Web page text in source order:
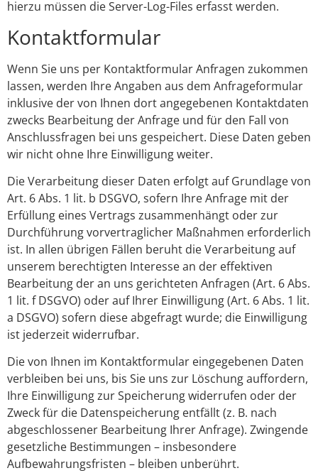
hierzu müssen die Server-Log-Files erfasst werden.
Kontaktformular
Wenn Sie uns per Kontaktformular Anfragen zukommen
lassen, werden Ihre Angaben aus dem Anfrageformular
inklusive der von Ihnen dort angegebenen Kontaktdaten
zwecks Bearbeitung der Anfrage und für den Fall von
Anschlussfragen bei uns gespeichert. Diese Daten geben
wir nicht ohne Ihre Einwilligung weiter.
Die Verarbeitung dieser Daten erfolgt auf Grundlage von
Art. 6 Abs. 1 lit. b DSGVO, sofern Ihre Anfrage mit der
Erfüllung eines Vertrags zusammenhängt oder zur
Durchführung vorvertraglicher Maßnahmen erforderlich
ist. In allen übrigen Fällen beruht die Verarbeitung auf
unserem berechtigten Interesse an der effektiven
Bearbeitung der an uns gerichteten Anfragen (Art. 6 Abs.
1 lit. f DSGVO) oder auf Ihrer Einwilligung (Art. 6 Abs. 1 lit.
a DSGVO) sofern diese abgefragt wurde; die Einwilligung
ist jederzeit widerrufbar.
Die von Ihnen im Kontaktformular eingegebenen Daten
verbleiben bei uns, bis Sie uns zur Löschung auffordern,
Ihre Einwilligung zur Speicherung widerrufen oder der
Zweck für die Datenspeicherung entfällt (z. B. nach
abgeschlossener Bearbeitung Ihrer Anfrage). Zwingende
gesetzliche Bestimmungen – insbesondere
Aufbewahrungsfristen – bleiben unberührt.